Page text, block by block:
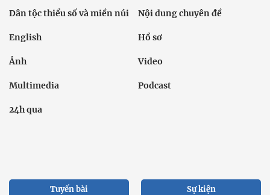
Dân tộc thiểu số và miền núi Nội dung chuyên đề
English Hồ sơ
Ảnh Video
Multimedia Podcast
24h qua
Tuyến bài Sự kiện